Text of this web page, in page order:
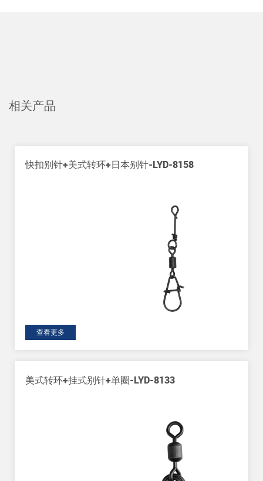
相关产品
本别针-LYD-8158
圈-LYD-8133
美式加长转环+焊接单圈
开口美式转环+焊接单圈-